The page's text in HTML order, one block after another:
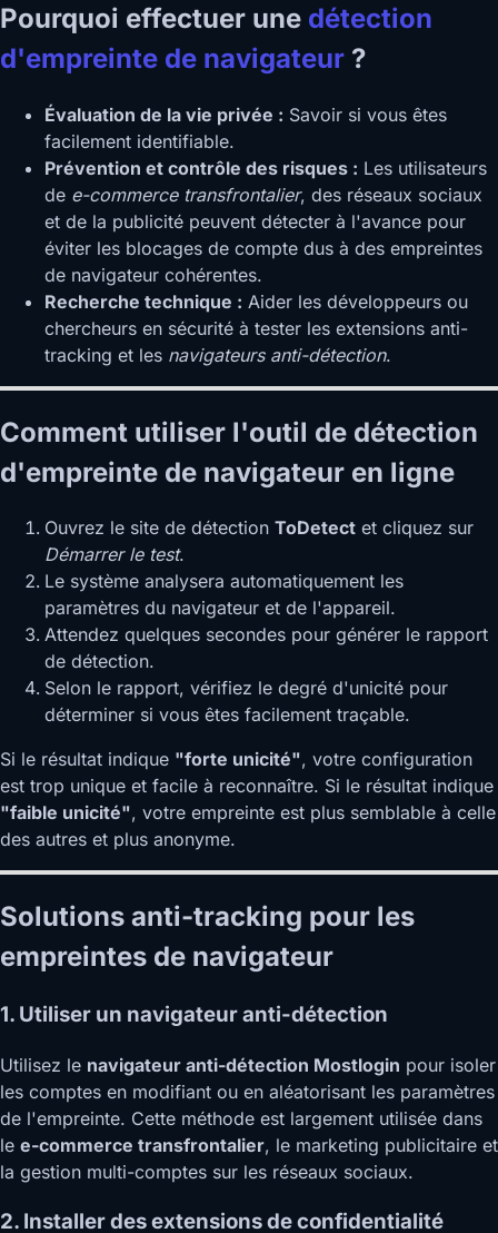
Pourquoi effectuer une détection
d'empreinte de navigateur ?
Évaluation de la vie privée : Savoir si vous êtes
facilement identifiable.
Prévention et contrôle des risques : Les utilisateurs
de e-commerce transfrontalier, des réseaux sociaux
et de la publicité peuvent détecter à l'avance pour
éviter les blocages de compte dus à des empreintes
de navigateur cohérentes.
Recherche technique : Aider les développeurs ou
chercheurs en sécurité à tester les extensions anti-
tracking et les navigateurs anti-détection.
Comment utiliser l'outil de détection
d'empreinte de navigateur en ligne
Ouvrez le site de détection ToDetect et cliquez sur
Démarrer le test.
Le système analysera automatiquement les
paramètres du navigateur et de l'appareil.
Attendez quelques secondes pour générer le rapport
de détection.
Selon le rapport, vérifiez le degré d'unicité pour
déterminer si vous êtes facilement traçable.
Si le résultat indique "forte unicité", votre configuration
est trop unique et facile à reconnaître. Si le résultat indique
"faible unicité", votre empreinte est plus semblable à celle
des autres et plus anonyme.
Solutions anti-tracking pour les
empreintes de navigateur
1. Utiliser un navigateur anti-détection
Utilisez le navigateur anti-détection Mostlogin pour isoler
les comptes en modifiant ou en aléatorisant les paramètres
de l'empreinte. Cette méthode est largement utilisée dans
le e-commerce transfrontalier, le marketing publicitaire et
la gestion multi-comptes sur les réseaux sociaux.
2. Installer des extensions de confidentialité